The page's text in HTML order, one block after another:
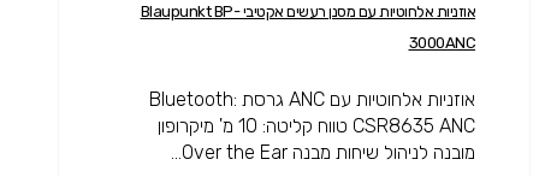
אוזניות אלחוטיות עם מסנן רעשים אקטיבי Blaupunkt BP-
3000ANC
אוזניות אלחוטיות עם ANC גרסת Bluetooth:
CSR8635 ANC טווח קליטה: 10 מ' מיקרופון
מובנה לניהול שיחות מבנה Over the Ear...